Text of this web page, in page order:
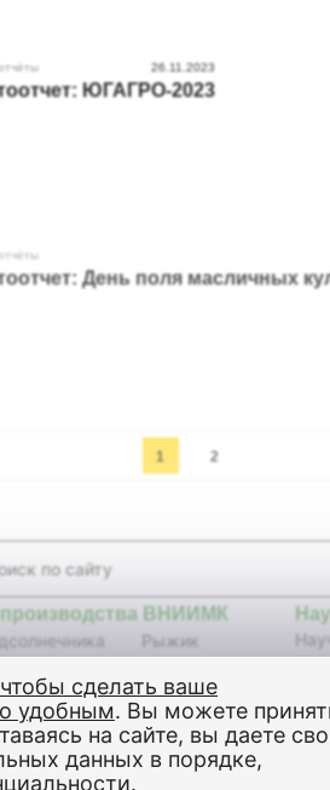
26.11.2023
ЮГАГРО-2023
День поля масличных
1 2
ВНИИМК
лен
Рыжик
Кунжут
Клещевина
Сахарная свекла
Оборудование
сделать ваше
удобным. Вы можете
на сайте, вы даете
данных в порядке,
.